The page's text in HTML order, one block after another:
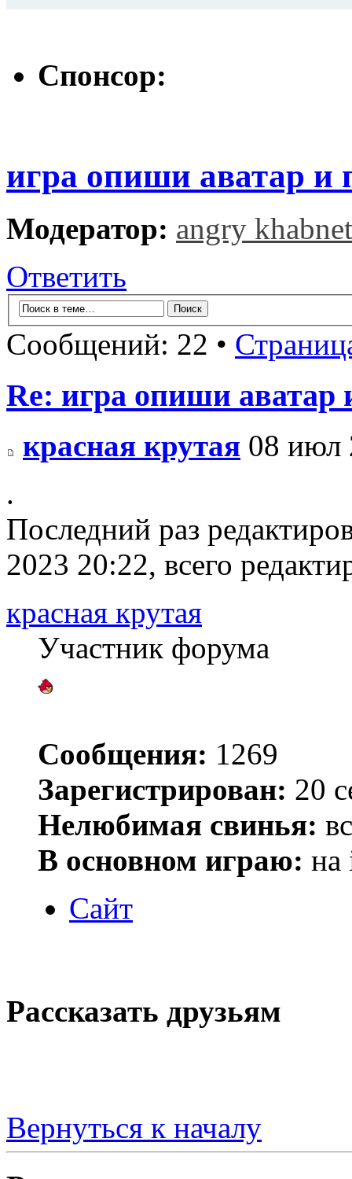
Спонсор:
игра опиши аватар и
Модератор: angry khabnet
Ответить
Сообщений: 22 •
Re: игра опиши аватар
красная крутая 08 июл
.
Последний раз
2023 20:22, всего
красная крутая
Участник форума
Сообщения: 1269
Зарегистрирован: 20
Нелюбимая свинья:
В основном играю: на
Сайт
Рассказать друзьям
Вернуться к началу